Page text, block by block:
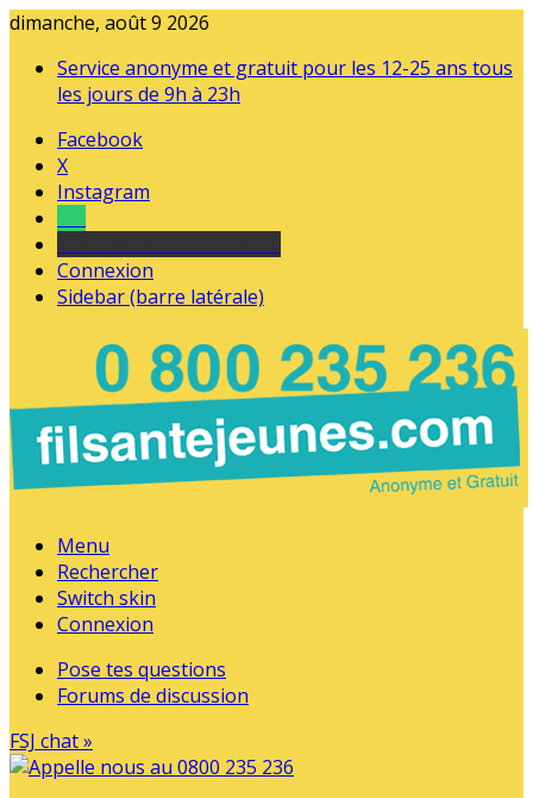
dimanche, août 9 2026
Service anonyme et gratuit pour les 12-25 ans tous
les jours de 9h à 23h
Facebook
X
Instagram
Connexion
Sidebar (barre latérale)
Menu
Rechercher
Switch skin
Connexion
Pose tes questions
Forums de discussion
FSJ chat »